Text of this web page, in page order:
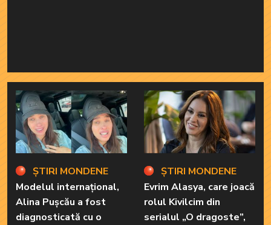
ȘTIRI MONDENE
Modelul internațional,
Alina Pușcău a fost
diagnosticată cu o
ȘTIRI MONDENE
Evrim Alasya, care joacă
rolul Kivilcim din
serialul „O dragoste”,